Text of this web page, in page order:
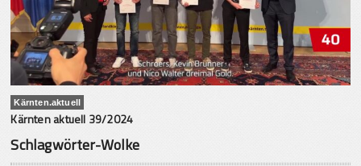
Kärnten.aktuell
Kärnten aktuell 39/2024
Schlagwörter-Wolke